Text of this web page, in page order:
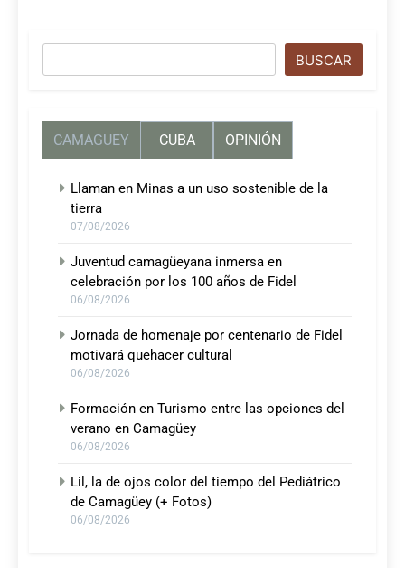
BUSCAR
CAMAGUEY CUBA OPINIÓN
Llaman en Minas a un uso sostenible de la
tierra
07/08/2026
Juventud camagüeyana inmersa en
celebración por los 100 años de Fidel
06/08/2026
Jornada de homenaje por centenario de Fidel
motivará quehacer cultural
06/08/2026
Formación en Turismo entre las opciones del
verano en Camagüey
06/08/2026
Lil, la de ojos color del tiempo del Pediátrico
de Camagüey (+ Fotos)
06/08/2026